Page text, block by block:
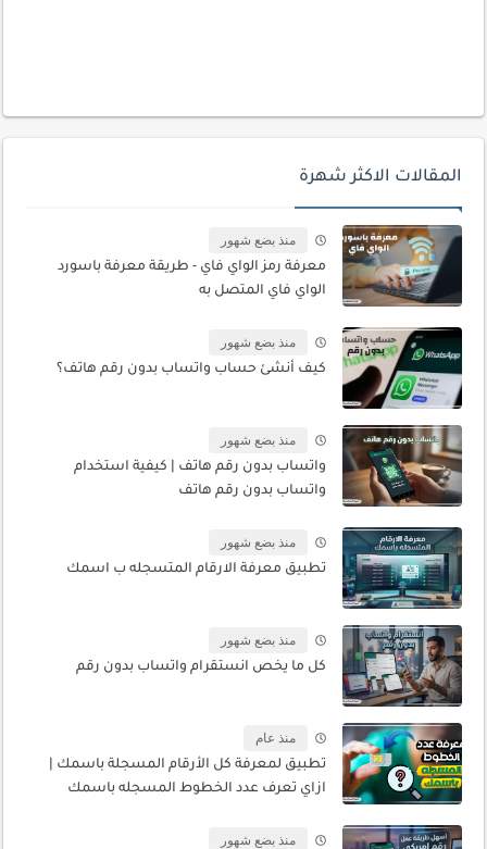
المقالات الاكثر شهرة
منذ بضع شهور
معرفة رمز الواي فاي - طريقة معرفة باسورد
الواي فاي المتصل به
منذ بضع شهور
كيف أنشئ حساب واتساب بدون رقم هاتف؟
منذ بضع شهور
واتساب بدون رقم هاتف | كيفية استخدام
واتساب بدون رقم هاتف
منذ بضع شهور
تطبيق معرفة الارقام المتسجله ب اسمك
منذ بضع شهور
كل ما يخص انستقرام واتساب بدون رقم
منذ عام
تطبيق لمعرفة كل الأرقام المسجلة باسمك |
ازاي تعرف عدد الخطوط المسجله باسمك
منذ بضع شهور